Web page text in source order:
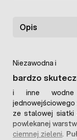
Opis
Niezawodna i
bardzo
i inne wodne
jednowejściowego
ze stalowej siatki
powlekanej
ciemnej zieleni.